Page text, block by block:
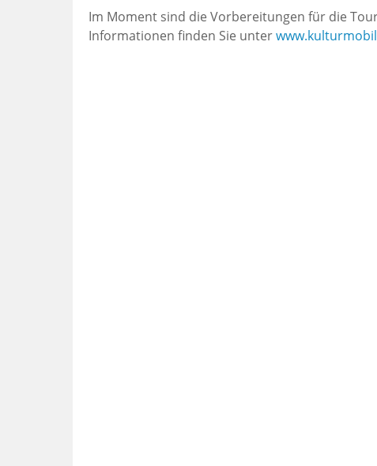
Im Moment sind die Vorbereitungen für die
Informationen finden Sie unter